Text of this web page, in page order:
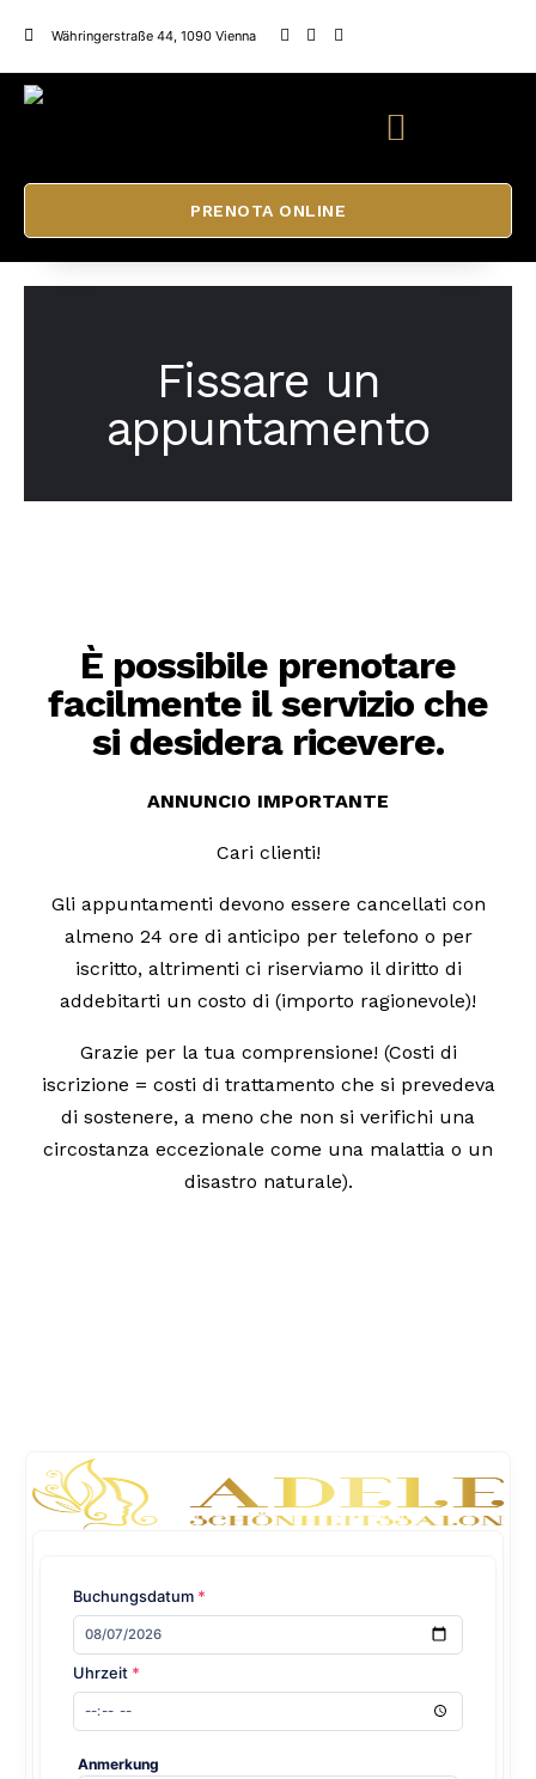
Währingerstraße 44, 1090 Vienna
PRENOTA ONLINE
Fissare un
appuntamento
È possibile prenotare
facilmente il servizio che
si desidera ricevere.
ANNUNCIO IMPORTANTE
Cari clienti!
Gli appuntamenti devono essere cancellati con
almeno 24 ore di anticipo per telefono o per
iscritto, altrimenti ci riserviamo il diritto di
addebitarti un costo di (importo ragionevole)!
Grazie per la tua comprensione! (Costi di
iscrizione = costi di trattamento che si prevedeva
di sostenere, a meno che non si verifichi una
circostanza eccezionale come una malattia o un
disastro naturale).